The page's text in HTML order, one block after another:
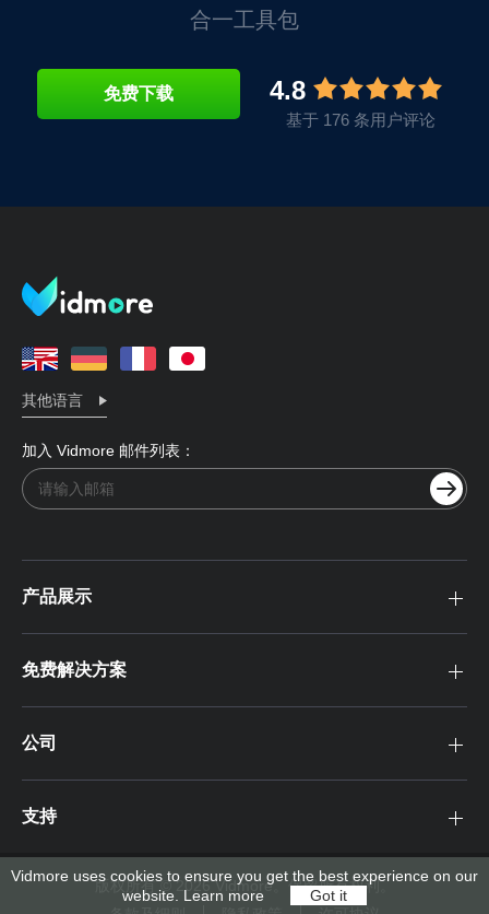
合一工具包
免费下载 4.8
基于 176 条用户评论
其他语言
加入 Vidmore 邮件列表：
产品展示
免费解决方案
公司
支持
版权所有 © 2026 Vidmore。保留所有权利。
Vidmore uses cookies to ensure you get the best experience on our
website. Learn more Got it